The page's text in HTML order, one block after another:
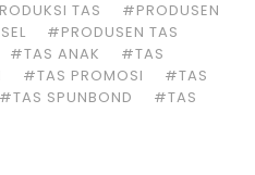
TAS
#PRODUSEN
#PRODUSEN TAS
#TAS ANAK
#TAS
#TAS PROMOSI
#TAS
#TAS SPUNBOND
#TAS